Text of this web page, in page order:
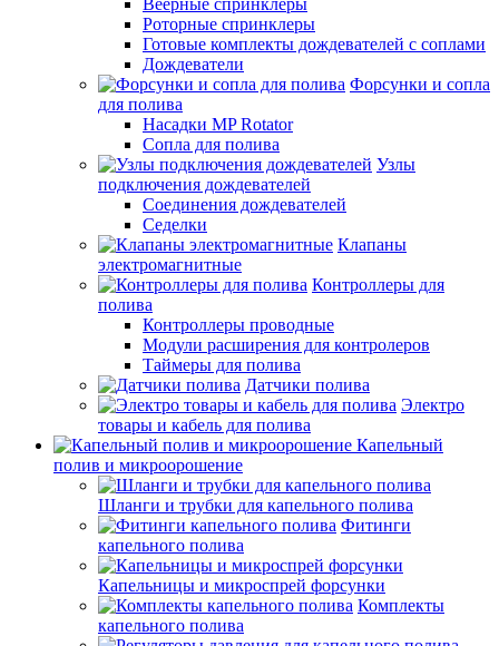
Веерные спринклеры
Роторные спринклеры
Готовые комплекты дождевателей с соплами
Дождеватели
Форсунки и сопла
для полива
Насадки MP Rotator
Сопла для полива
Узлы
подключения дождевателей
Соединения дождевателей
Седелки
Клапаны
электромагнитные
Контроллеры для
полива
Контроллеры проводные
Модули расширения для контролеров
Таймеры для полива
Датчики полива
Электро
товары и кабель для полива
Капельный
полив и микроорошение
Шланги и трубки для капельного полива
Фитинги
капельного полива
Капельницы и микроспрей форсунки
Комплекты
капельного полива